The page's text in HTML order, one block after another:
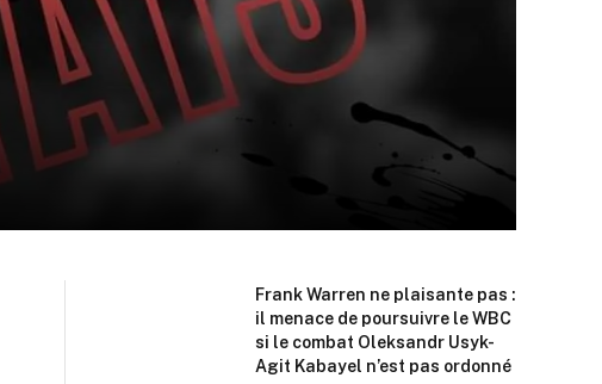
Frank Warren ne plaisante pas :
il menace de poursuivre le WBC
si le combat Oleksandr Usyk-
Agit Kabayel n’est pas ordonné